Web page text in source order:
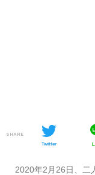
SHARE
Twitter
2020年2月26日、二